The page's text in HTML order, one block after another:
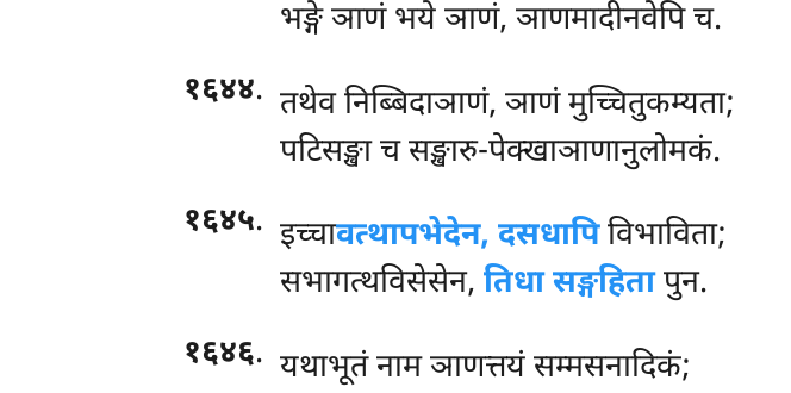
भङ्गे ञाणं भये ञाणं, ञाणमादीनवेपि च.
१६४४. तथेव निब्बिदाञाणं, ञाणं मुच्चितुकम्यता;
पटिसङ्खा च सङ्खारु-पेक्खाञाणानुलोमकं.
१६४५. इच्चावत्थापभेदेन, दसधापिविभाविता;
सभागत्थविसेसेन, तिधा सङ्गहितापुन.
१६४६. यथाभूतं नाम ञाणत्तयं सम्मसनादिकं;